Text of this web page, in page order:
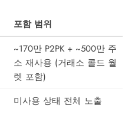
포함 범위
~170만 P2PK + ~500만 주
소 재사용 (거래소 콜드 월
렛 포함)
미사용 상태 전체 노출